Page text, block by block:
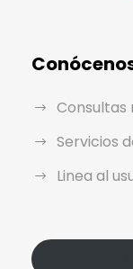
Consultas
Servicios
Linea al